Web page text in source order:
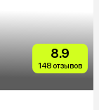
8.9
148 отзывов